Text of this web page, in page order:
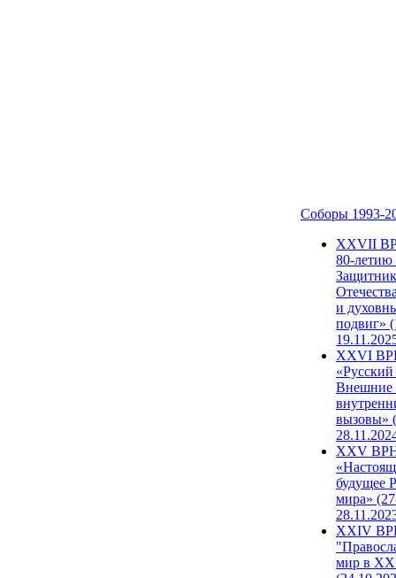
Соборы 1993-
ХХVII
80-
и
подвиг»
XXVI
Внешние
вызовы»
XXV
будущее
мира»
XXIV
мир в